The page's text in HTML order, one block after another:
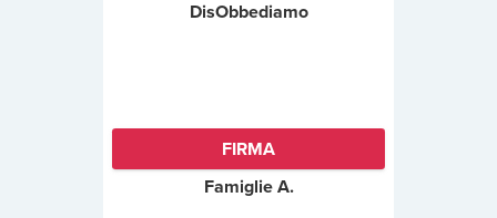
DisObbediamo
FIRMA
Famiglie A.